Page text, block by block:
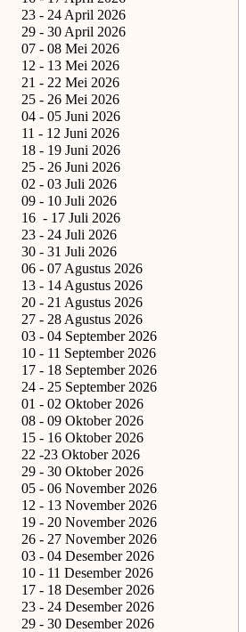
23 - 24 April 2026
29 - 30 April 2026
07 - 08 Mei 2026
12 - 13 Mei 2026
21 - 22 Mei 2026
25 - 26 Mei 2026
04 - 05 Juni 2026
11 - 12 Juni 2026
18 - 19 Juni 2026
25 - 26 Juni 2026
02 - 03 Juli 2026
09 - 10 Juli 2026
16 - 17 Juli 2026
23 - 24 Juli 2026
30 - 31 Juli 2026
06 - 07 Agustus 2026
13 - 14 Agustus 2026
20 - 21 Agustus 2026
27 - 28 Agustus 2026
03 - 04 September 2026
10 - 11 September 2026
17 - 18 September 2026
24 - 25 September 2026
01 - 02 Oktober 2026
08 - 09 Oktober 2026
15 - 16 Oktober 2026
22 -23 Oktober 2026
29 - 30 Oktober 2026
05 - 06 November 2026
12 - 13 November 2026
19 - 20 November 2026
26 - 27 November 2026
03 - 04 Desember 2026
10 - 11 Desember 2026
17 - 18 Desember 2026
23 - 24 Desember 2026
29 - 30 Desember 2026